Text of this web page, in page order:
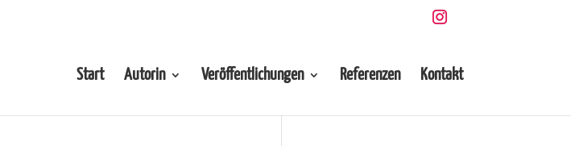
Start Autorin Veröffentlichungen Referenzen Kontakt